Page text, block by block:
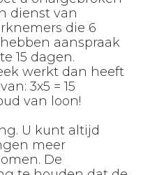
dienst van
die 6
aanspraak
15 dagen.
werkt dan heeft
3x5 = 15
van loon!
U kunt altijd
meer
De